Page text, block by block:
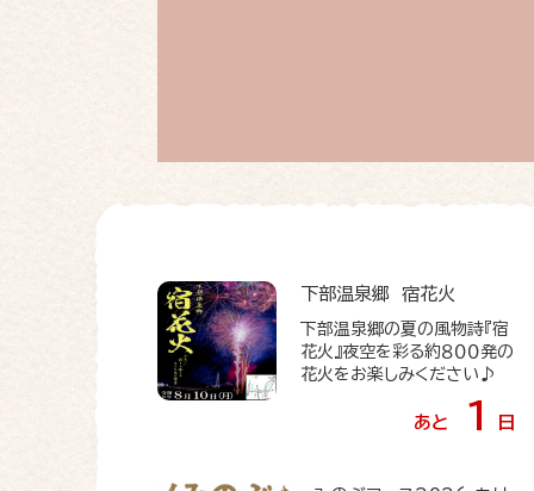
下部温泉郷 宿花火
下部温泉郷の夏の風物詩『宿
花火』夜空を彩る約８００発の
花火をお楽しみください♪
あと 1 日